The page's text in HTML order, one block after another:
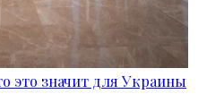
это значит для Украины